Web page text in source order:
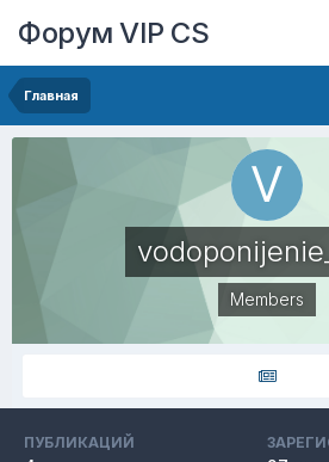
Форум VIP CS
Главная
Members
ПУБЛИКАЦИЙ